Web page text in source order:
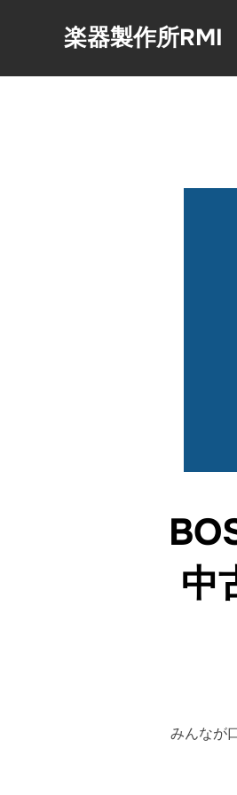
楽器製作所RMI
中
みんなが